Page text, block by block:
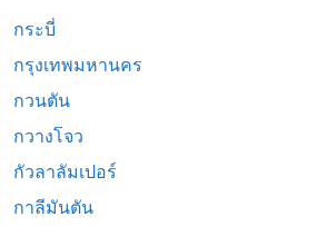
กระบี่
กรุงเทพมหานคร
กวนตัน
กวางโจว
กัวลาลัมเปอร์
กาลีมันตัน